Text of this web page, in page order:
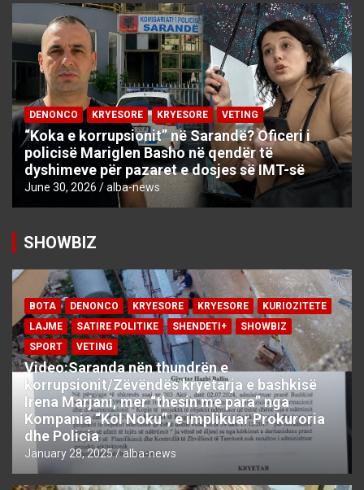
DENONCO KRYESORE KRYESORE VETING
“Koka e korrupsionit” në Sarandë? Oficeri i
policisë Mariglen Basho në qendër të
dyshimeve për pazaret e dosjes së IMT-së
June 30, 2026 alba-news
SHOWBIZ
BOTA DENONCO KRYESORE KRYESORE
KURIOZITETE
LAJME
SATIRE POLITIKE SHENDETI+
SHOWBIZ
SPORT
VETING
Video:Saranda nën thundrën e
korrupsionit/Zëvëndës kryetarja e bashkisë
Irena Marjani, mer “thesin me para” nga
Kompania “Kol Noku”, e implikuar Prokuroria
dhe Policia
January 28, 2025 alba-news